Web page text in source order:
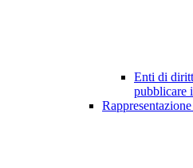
Enti di
pubblicare